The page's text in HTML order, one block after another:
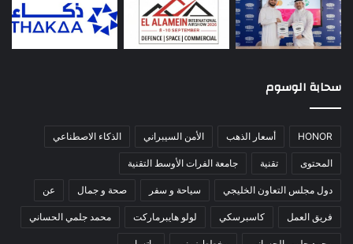
سحابة الوسوم
HONOR أسعار الذهب الأمن السيبراني الذكاء الاصطناعي
المحتوى تقنية جامعة الفرات الأوسط التقنية
دول مجلس التعاون الخليجي سياحة و سفر صحة و جمال عن
فريق العمل كاسبرسكي لولو هايبرماركت محمد جلمي الحساني